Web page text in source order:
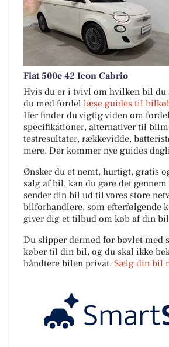
Fiat 500e 42 Icon Cabrio
Hvis du er i tvivl om hvilken bil du
du med fordel læse guides til
Her finder du vigtig viden om
specifikationer, alternativer til
testresultater, rækkevidde,
mere. Der kommer nye guides
Ønsker du et nemt, hurtigt, gratis
salg af bil, kan du gøre det
sender din bil ud til vores store
bilforhandlere, som efterfølgende
giver dig et tilbud om køb af din
Du slipper dermed for bøvlet med
køber til din bil, og du skal ikke
håndtere bilen privat. Sælg din bil